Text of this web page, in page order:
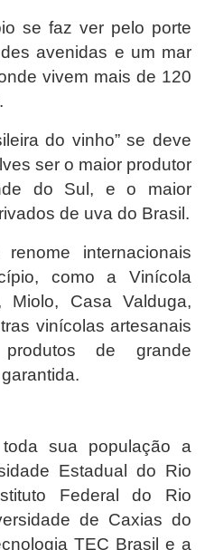
se faz ver pelo porte
avenidas e um mar
vivem mais de 120
do vinho” se deve
ser o maior produtor
do Sul, e o maior
de uva do Brasil.
internacionais
como a Vinícola
Miolo, Casa Valduga,
vinícolas artesanais
de grande
sua população a
Estadual do Rio
Federal do Rio
de Caxias do
TEC Brasil e a